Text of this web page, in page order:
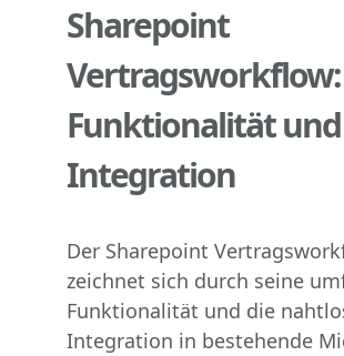
Sharepoint
Vertragsworkflow:
Funktionalität und
Integration
Der Sharepoint
zeichnet sich durch seine
Funktionalität und die
Integration in bestehende